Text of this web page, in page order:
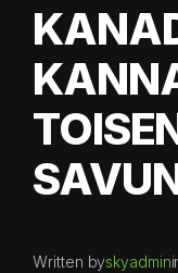
Written byskyadmin